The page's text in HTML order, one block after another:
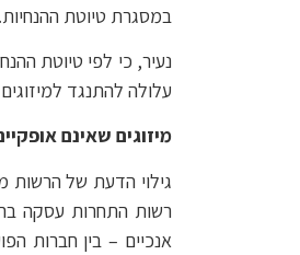
במסגרת טיוטת ההנחיות.
נעיר, כי לפי טיוטת
עלולה להתנגד
מיזוגים שאינם
רשות התחרות עסקה
אנכיים – בין חברות